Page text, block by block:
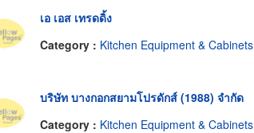
เอ เอส เทรดดิ้ง
Category : Kitchen Equipment & Cabinets
บริษัท บางกอกสยามโปรดักส์ (1988) จำกัด
Category : Kitchen Equipment & Cabinets